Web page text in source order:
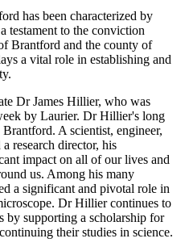
has been characterized by
testament to the conviction
Brantford and the county of
a vital role in establishing and
Dr James Hillier, who was
by Laurier. Dr Hillier's long
A scientist, engineer,
research director, his
impact on all of our lives and
us. Among his many
a significant and pivotal role in
Dr Hillier continues to
by supporting a scholarship for
their studies in science.